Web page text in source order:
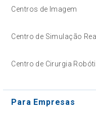
Centros de Imagem
Centro de Simulação
Centro de Cirurgia
Para Empresas